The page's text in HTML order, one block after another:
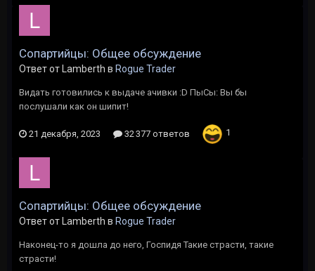
Сопартийцы: Общее обсуждение
Ответ от Lamberth в Rogue Trader
Видать готовились к выдаче ачивки :D ПыСы: Вы бы
послушали как он шипит!
21 декабря, 2023 32 377 ответов 1
Сопартийцы: Общее обсуждение
Ответ от Lamberth в Rogue Trader
Наконец-то я дошла до него, Госпидя Такие страсти, такие
страсти!